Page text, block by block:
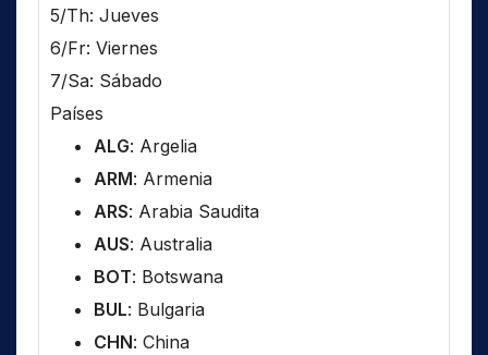
5/Th: Jueves
6/Fr: Viernes
7/Sa: Sábado
Países
ALG: Argelia
ARM: Armenia
ARS: Arabia Saudita
AUS: Australia
BOT: Botswana
BUL: Bulgaria
CHN: China